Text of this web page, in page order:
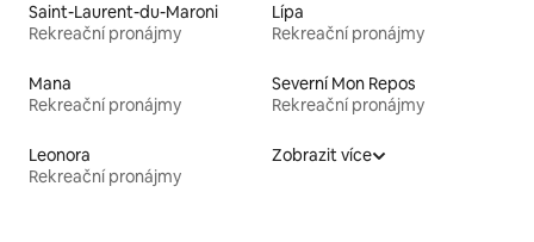
Saint-Laurent-du-Maroni
Rekreační pronájmy
Lípa
Rekreační pronájmy
Mana
Rekreační pronájmy
Severní Mon Repos
Rekreační pronájmy
Leonora
Rekreační pronájmy
Zobrazit více